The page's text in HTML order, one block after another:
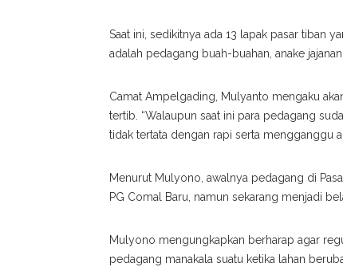
Saat ini, sedikitnya ada 13 lapak pasar tiban
adalah pedagang buah-buahan, anake
Camat Ampelgading, Mulyanto mengaku
tertib. “Walaupun saat ini para pedagang
tidak tertata dengan rapi serta mengganggu
Menurut Mulyono, awalnya pedagang di
PG Comal Baru, namun sekarang menjadi
Mulyono mengungkapkan berharap agar
pedagang manakala suatu ketika lahan